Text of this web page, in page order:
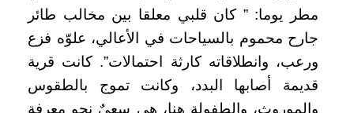
مطر يوما: ” كان قلبي معلقا بين مخالب طائر
جارح محموم بالسياحات في الأعالي، علوّه فزع
ورعب، وانطلاقاته كارثة احتمالات”. كانت قرية
قديمة أصابها البدد، وكانت تموج بالطقوس
والموروث، والطفولة هنا، هي سعيٌ نحو معرفة